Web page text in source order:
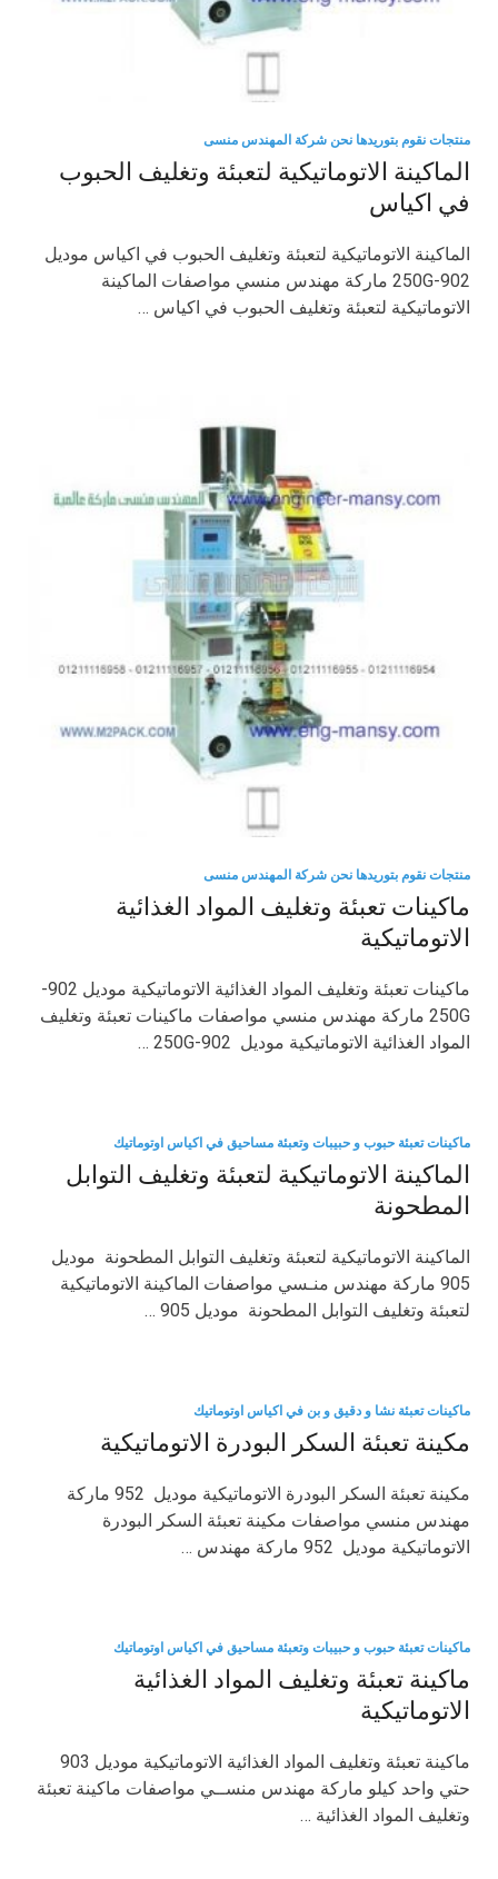
منتجات نقوم بتوريدها نحن شركة المهندس منسى
الماكينة الاتوماتيكية لتعبئة وتغليف الحبوب
في اكياس
الماكينة الاتوماتيكية لتعبئة وتغليف الحبوب في اكياس موديل
902-250G ماركة مهندس منسي مواصفات الماكينة
الاتوماتيكية لتعبئة وتغليف الحبوب في اكياس …
منتجات نقوم بتوريدها نحن شركة المهندس منسى
ماكينات تعبئة وتغليف المواد الغذائية
الاتوماتيكية
ماكينات تعبئة وتغليف المواد الغذائية الاتوماتيكية موديل 902-
250G ماركة مهندس منسي مواصفات ماكينات تعبئة وتغليف
المواد الغذائية الاتوماتيكية موديل 902-250G …
ماكينات تعبئة حبوب و حبيبات وتعبئة مساحيق في اكياس اوتوماتيك
الماكينة الاتوماتيكية لتعبئة وتغليف التوابل
المطحونة
الماكينة الاتوماتيكية لتعبئة وتغليف التوابل المطحونة موديل
905 ماركة مهندس منـسي مواصفات الماكينة الاتوماتيكية
لتعبئة وتغليف التوابل المطحونة موديل 905 …
ماكينات تعبئة نشا و دقيق و بن في اكياس اوتوماتيك
مكينة تعبئة السكر البودرة الاتوماتيكية
مكينة تعبئة السكر البودرة الاتوماتيكية موديل 952 ماركة
مهندس منسي مواصفات مكينة تعبئة السكر البودرة
الاتوماتيكية موديل 952 ماركة مهندس …
ماكينات تعبئة حبوب و حبيبات وتعبئة مساحيق في اكياس اوتوماتيك
ماكينة تعبئة وتغليف المواد الغذائية
الاتوماتيكية
ماكينة تعبئة وتغليف المواد الغذائية الاتوماتيكية موديل 903
حتي واحد كيلو ماركة مهندس منســي مواصفات ماكينة تعبئة
وتغليف المواد الغذائية …